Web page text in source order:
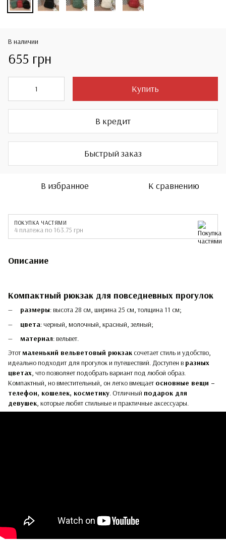
В наличии
655 грн
Купить
В кредит
Быстрый заказ
В избранное К сравнению
ПОКУПКА ЧАСТЯМИ
4 платежа по 163.75 грн
Описание
Компактный рюкзак для повседневных прогулок
размеры: высота 28 см, ширина 25 см, толщина 11 см;
цвета: черный, молочный, красный, зелный;
материал: вельвет.
Этот маленький вельветовый рюкзак сочетает стиль и удобство,
идеально подходит для прогулок и путешествий. Доступен в разных
цветах, что позволяет подобрать вариант под любой образ.
Компактный, но вместительный, он легко вмещает основные вещи –
телефон, кошелек, косметику. Отличный подарок для
девушек, которые любят стильные и практичные аксессуары.